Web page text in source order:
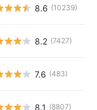
8.6 (10239)
8.2 (7427)
7.6 (483)
8.1 (8807)